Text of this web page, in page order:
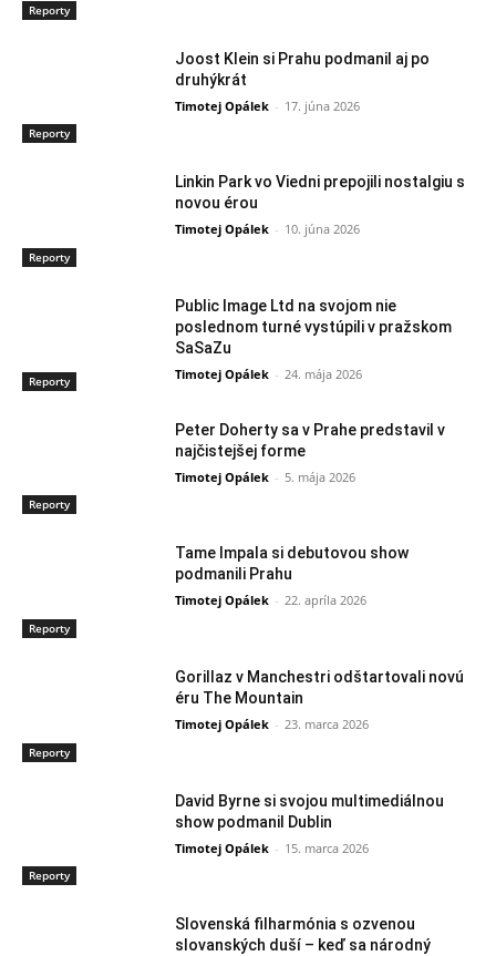
Reporty
Reporty
Joost Klein si Prahu podmanil aj po
druhýkrát
Timotej Opálek - 17. júna 2026
Reporty
Linkin Park vo Viedni prepojili nostalgiu s
novou érou
Timotej Opálek - 10. júna 2026
Reporty
Public Image Ltd na svojom nie
poslednom turné vystúpili v pražskom
SaSaZu
Timotej Opálek - 24. mája 2026
Reporty
Peter Doherty sa v Prahe predstavil v
najčistejšej forme
Timotej Opálek - 5. mája 2026
Reporty
Tame Impala si debutovou show
podmanili Prahu
Timotej Opálek - 22. apríla 2026
Reporty
Gorillaz v Manchestri odštartovali novú
éru The Mountain
Timotej Opálek - 23. marca 2026
Reporty
David Byrne si svojou multimediálnou
show podmanil Dublin
Timotej Opálek - 15. marca 2026
Slovenská filharmónia s ozvenou
slovanských duší – keď sa národný